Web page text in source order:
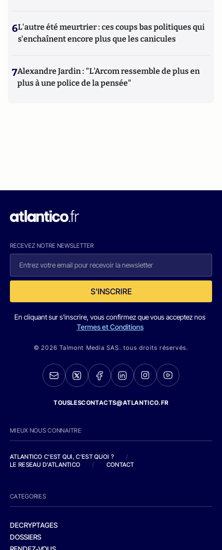
6L'autre été meurtrier : ces coups bas politiques qui
s'enchaînent encore plus que les canicules
7Alexandre Jardin : "L'Arcom ressemble de plus en
plus à une police de la pensée"
RECEVEZ NOTRE NEWSLETTER
S'INSCRIRE
En cliquant sur s'inscrire, vous confirmez que vous acceptez nos
Termes et Conditions
© 2026 Talmont Media SAS. tous droits réservés.
TOUSLESCONTACTS@ATLANTICO.FR
MIEUX NOUS CONNAITRE
ATLANTICO C'EST QUI, C'EST QUOI ?
/
LE RESEAU D'ATLANTICO
/ CONTACT
CATEGORIES
DECRYPTAGES
DOSSIERS